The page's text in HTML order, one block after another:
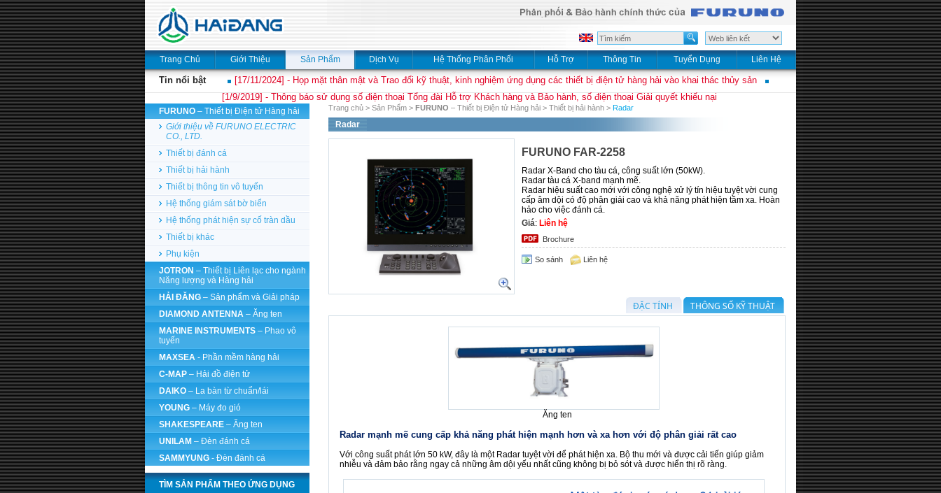
Trang Chủ Giới Thiệu Sản Phẩm Dịch Vụ Hệ Thống Phân Phối Hỗ Trợ Thông Tin Tuyển Dụng Liên Hệ
Tin nổi bật
[17/11/2024] - Họp mặt thân mật và Trao đổi kỹ thuật, kinh nghiệm ứng dụng các thiết bị điện tử hàng hải vào khai thác thủy sản
[1/9/2019] - Thông báo sử dụng số điện thoại Tổng đài Hỗ trợ Khách hàng và Bảo hành, số điện thoại Giải quyết khiếu nại
FURUNO – Thiết bị Điện tử Hàng hải
Giới thiệu về FURUNO ELECTRIC
CO., LTD.
Thiết bị đánh cá
Thiết bị hải hành
Thiết bị thông tin vô tuyến
Hệ thống giám sát bờ biển
Hệ thống phát hiện sự cố tràn dầu
Thiết bị khác
Phụ kiện
JOTRON – Thiết bị Liên lạc cho ngành
Năng lượng và Hàng hải
HẢI ĐĂNG – Sản phẩm và Giải pháp
DIAMOND ANTENNA – Ăng ten
MARINE INSTRUMENTS – Phao vô
tuyến
MAXSEA - Phần mềm hàng hải
C-MAP – Hải đồ điện tử
DAIKO – La bàn từ chuẩn/lái
YOUNG – Máy đo gió
SHAKESPEARE – Ăng ten
UNILAM – Đèn đánh cá
SAMMYUNG - Đèn đánh cá
TÌM SẢN PHẨM THEO ỨNG DỤNG
Trang chủ > Sản Phẩm > FURUNO – Thiết bị Điện tử Hàng hải > Thiết bị hải hành > Radar
Radar
FURUNO FAR-2258
Radar X-Band cho tàu cá, công suất lớn (50kW).
Radar tàu cá X-band mạnh mẽ.
Radar hiệu suất cao mới với công nghệ xử lý tín hiệu tuyệt vời cung
cấp âm dội có độ phân giải cao và khả năng phát hiện tầm xa. Hoàn
hảo cho việc đánh cá.
Giá: Liên hệ
Brochure
So sánh Liên hệ
ĐẶC TÍNH THÔNG SỐ KỸ THUẬT
Ăng ten
Radar mạnh mẽ cung cấp khả năng phát hiện mạnh hơn và xa hơn với độ phân giải rất cao
Với công suất phát lớn 50 kW, đây là một Radar tuyệt vời để phát hiện xa. Bộ thu mới và được cải tiến giúp giảm
nhiễu và đảm bảo rằng ngay cả những âm dội yếu nhất cũng không bị bỏ sót và được hiển thị rõ ràng.